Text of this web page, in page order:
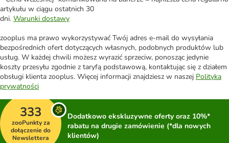
artykułu w ciągu ostatnich 30
dni. Warunki dostawy
zooplus ma prawo wykorzystywać Twój adres e-mail do wysyłania
bezpośrednich ofert dotyczących własnych, podobnych produktów lub
usług. W każdej chwili możesz wyrazić sprzeciw, ponosząc jedynie
koszty przesyłu zgodnie z taryfą podstawową, kontaktując się z działem
obsługi klienta zooplus. Więcej informacji znajdziesz w naszej Polityka
prywatności
333
zooPunkty za
dołączenie do
Newslettera
Dodatkowo ekskluzywne oferty oraz 10%*
rabatu na drugie zamówienie (*dla nowych
klientów)